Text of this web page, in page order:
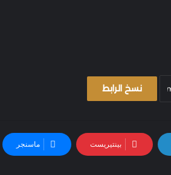
نسخ الرابط
بينتيريست ماسنجر